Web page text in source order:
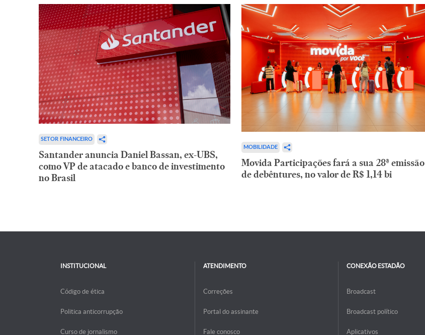
SETOR FINANCEIRO
Santander anuncia Daniel Bassan, ex-UBS,
como VP de atacado e banco de investimento
no Brasil
MOBILIDADE
Movida Participações fará a sua 28ª emissão
de debêntures, no valor de R$ 1,14 bi
INSTITUCIONAL
Código de ética
Politica anticorrupção
Curso de jornalismo
ATENDIMENTO
Correções
Portal do assinante
Fale conosco
CONEXÃO ESTADÃO
Broadcast
Broadcast político
Aplicativos